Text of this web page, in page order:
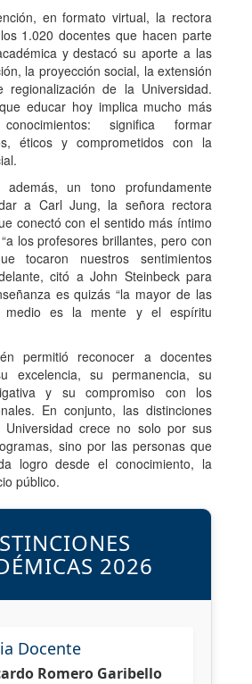
en formato virtual, la rectora
1.020 docentes que hacen parte
y destacó su aporte a las
la proyección social, la extensión
de la Universidad.
educar hoy implica mucho más
significa formar
éticos y comprometidos con la
un tono profundamente
a Carl Jung, la señora rectora
conectó con el sentido más íntimo
los profesores brillantes, pero con
tocaron nuestros sentimientos
citó a John Steinbeck para
es quizás “la mayor de las
es la mente y el espíritu
permitió reconocer a docentes
excelencia, su permanencia, su
y su compromiso con los
En conjunto, las distinciones
crece no solo por sus
sino por las personas que
logro desde el conocimiento, la
público.
2026
Docente
Romero Garibello